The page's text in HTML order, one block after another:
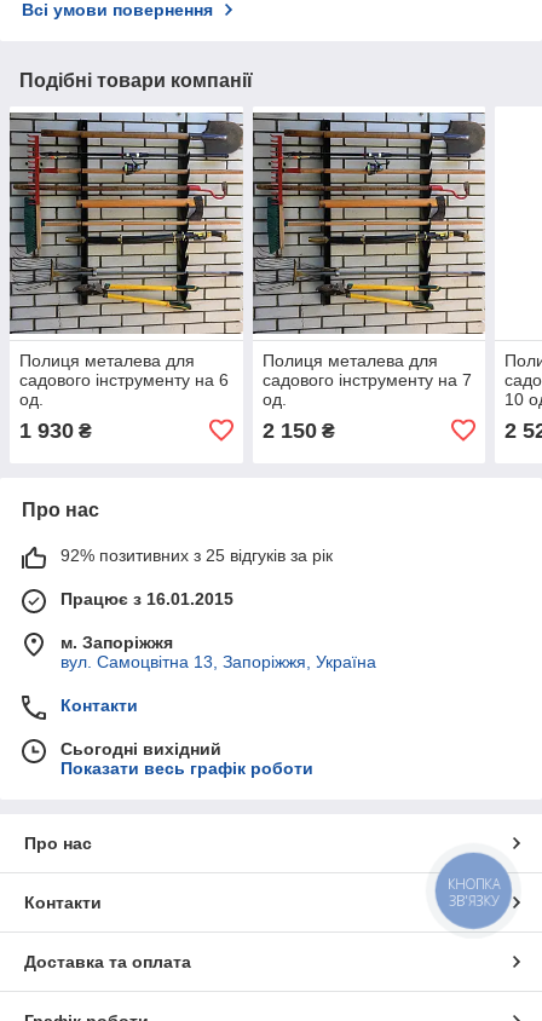
Всі умови повернення
Подібні товари компанії
Полиця металева для
садового інструменту на 6
од.
1 930 ₴
Полиця металева для
садового інструменту на 7
од.
2 150₴
10
2
Про нас
92% позитивних з 25 відгуків за рік
Працює з 16.01.2015
м. Запоріжжя
вул. Самоцвітна 13, Запоріжжя, Україна
Контакти
Сьогодні вихідний
Показати весь графік роботи
Про нас
Контакти
Доставка та оплата
КНОПКА
ЗВ'ЯЗКУ